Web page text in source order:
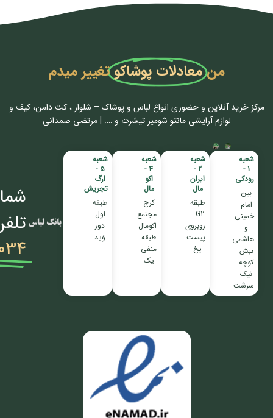
منمعادلات پوشاکوتغییر میدم
مرکز خرید آنلاین و حضوری انواع لباس‌ و پوشاک – شلوار ، کت دامن، کیف و
لوازم آرایشی مانتو شومیز تیشرت و …. | مرتضی صمدانی
شعبه
1 -
رودکی
بین
امام
خمینی
و
هاشمی
نبش
کوچه
نیک
سرشت
شعبه
2 -
ایران
مال
طبقه
G2 -
روبروی
پیست
یخ
شعبه
4 -
اکو
مال
کرج
مجتمع
اکومال
طبقه
منفی
یک
شعبه
5 -
ارگ
تجریش
طبقه
اول
دور
وُید